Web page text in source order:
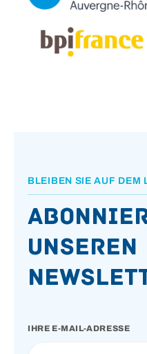
BLEIBEN SIE AUF DEM
unseren
IHRE E-MAIL-ADRESSE